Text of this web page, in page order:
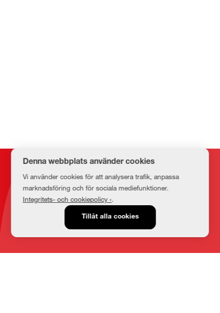
Kontakt
Denna webbplats använder cookies
Vi använder cookies för att analysera trafik, anpassa
marknadsföring och för sociala mediefunktioner.
Integritets- och cookiepolicy ›.
Tillåt alla cookies